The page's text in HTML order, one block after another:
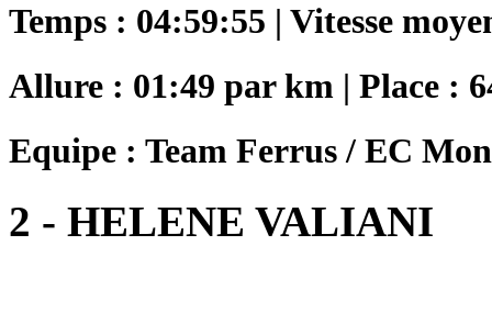
Temps : 04:59:55 | Vitesse
Allure : 01:49 par km | Place :
Equipe : Team Ferrus / EC
2 - HELENE VALIANI